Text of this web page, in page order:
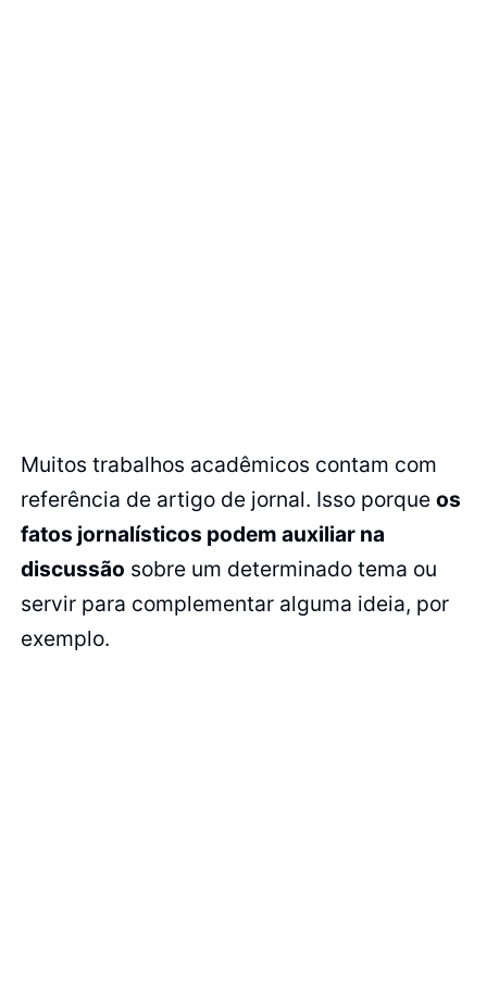
Muitos trabalhos acadêmicos contam com
referência de artigo de jornal. Isso porqueos
fatos jornalísticos podem auxiliar na
discussão sobre um determinado tema ou
servir para complementar alguma ideia, por
exemplo.